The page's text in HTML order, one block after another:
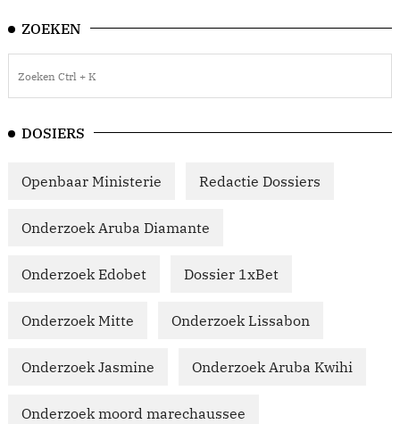
ZOEKEN
DOSIERS
Openbaar Ministerie Redactie Dossiers
Onderzoek Aruba Diamante
Onderzoek Edobet Dossier 1xBet
Onderzoek Mitte Onderzoek Lissabon
Onderzoek Jasmine Onderzoek Aruba Kwihi
Onderzoek moord marechaussee